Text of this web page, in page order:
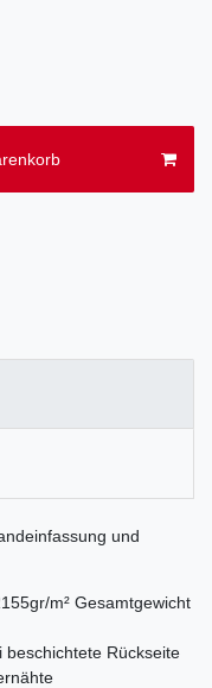
und
m² Gesamtgewicht
beschichtete Rückseite